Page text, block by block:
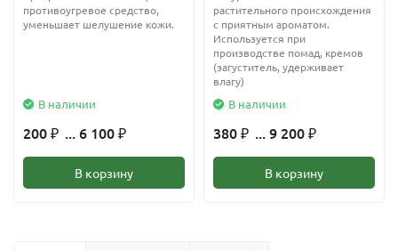
противоугревое средство,
уменьшает шелушение кожи.
В наличии
200 ₽ ... 6 100 ₽
В корзину
растительного происхождения
с приятным ароматом.
Используется при
производстве помад, кремов
(загуститель, удерживает
влагу)
В наличии
380 ₽ ... 9 200 ₽
В корзину